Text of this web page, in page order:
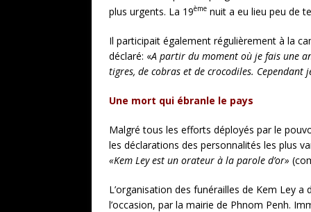
plus urgents. La 19ème nuit a eu lieu peu de
Il participait également régulièrement à la
déclaré: «A partir du moment où je fais une
tigres, de cobras et de crocodiles. Cependant
Une mort qui ébranle le pays
Malgré tous les efforts déployés par le
les déclarations des personnalités les plus
«Kem Ley est un orateur à la parole d’or»
L’organisation des funérailles de Kem Ley
l’occasion, par la mairie de Phnom Penh.